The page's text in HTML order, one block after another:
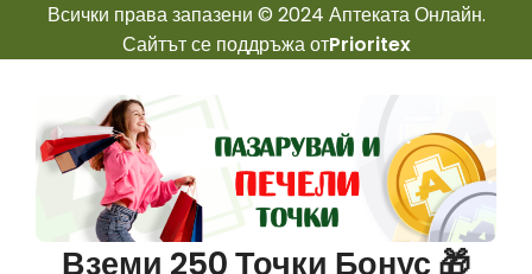
Всички права запазени © 2024 Аптеката Онлайн.
Сайтът се поддръжа отPrioritex
Вземи 250 Точки Бонус 🎁